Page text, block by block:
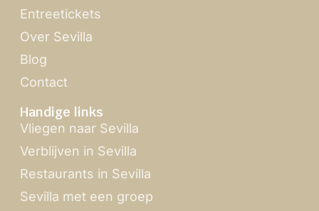
Entreetickets
Over Sevilla
Blog
Contact
Handige links
Vliegen naar Sevilla
Verblijven in Sevilla
Restaurants in Sevilla
Sevilla met een groep